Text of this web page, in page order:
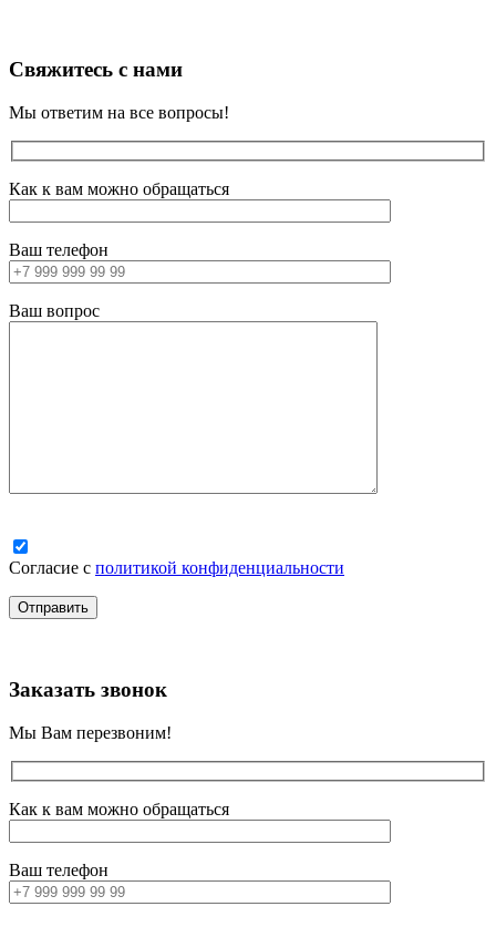
Свяжитесь с нами
Мы ответим на все вопросы!
Как к вам можно обращаться
Ваш телефон
Ваш вопрос
Согласие с политикой конфиденциальности
Заказать звонок
Мы Вам перезвоним!
Как к вам можно обращаться
Ваш телефон